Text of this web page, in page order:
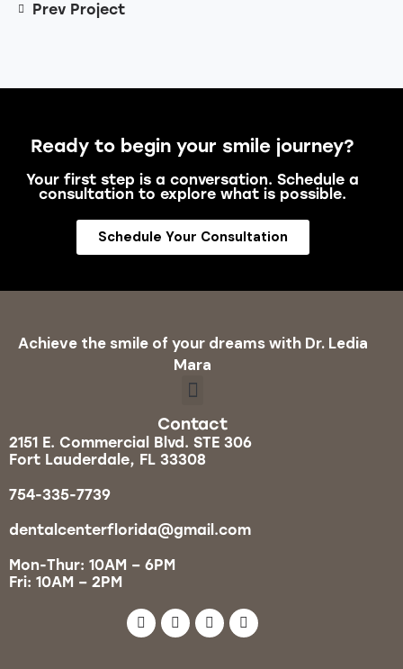
Prev Project
Ready to begin your smile journey?
Your first step is a conversation. Schedule a
consultation to explore what is possible.
Schedule Your Consultation
Achieve the smile of your dreams with Dr. Ledia
Mara
Contact
2151 E. Commercial Blvd. STE 306
Fort Lauderdale, FL 33308
754-335-7739
dentalcenterflorida@gmail.com
Mon-Thur: 10AM – 6PM
Fri: 10AM – 2PM